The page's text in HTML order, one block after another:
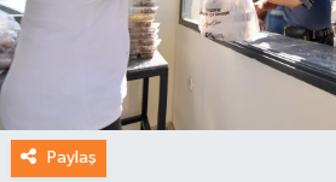
Paylaş